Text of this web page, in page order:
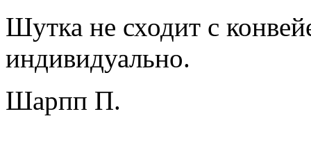
Шутка не сходит с
индивидуально.
Шарпп П.